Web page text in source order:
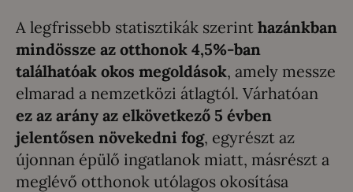
A legfrissebb statisztikák szerint hazánkban
mindössze az otthonok 4,5%-ban
találhatóak okos megoldások, amely messze
elmarad a nemzetközi átlagtól. Várhatóan
ez az arány az elkövetkező 5 évben
jelentősen növekedni fog, egyrészt az
újonnan épülő ingatlanok miatt, másrészt a
meglévő otthonok utólagos okosítása